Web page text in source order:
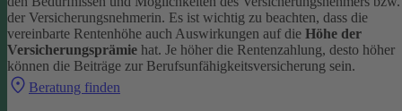
der Versicherungsnehmerin. Es ist wichtig zu beachten, dass die
vereinbarte Rentenhöhe auch Auswirkungen auf die Höhe der
Versicherungsprämie hat. Je höher die Rentenzahlung, desto höher
können die Beiträge zur Berufsunfähigkeitsversicherung sein.
Beratung finden